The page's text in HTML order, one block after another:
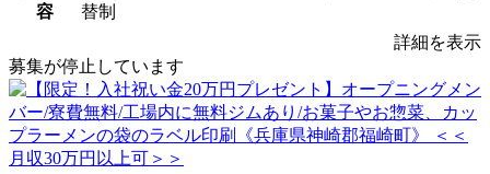
容
替制
詳細を表示
募集が停止しています